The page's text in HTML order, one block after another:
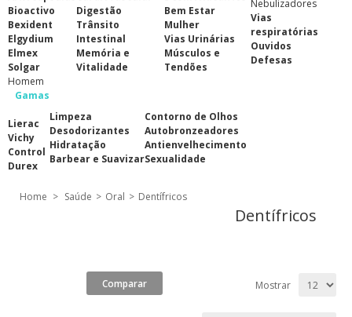
Bioactivo
Bexident
Elgydium
Elmex
Solgar
Digestão
Trânsito
Intestinal
Memória e
Vitalidade
Bem Estar
Mulher
Vias Urinárias
Músculos e
Tendões
Nebulizadores
Vias
respiratórias
Ouvidos
Defesas
Homem
Gamas
Lierac
Vichy
Control
Durex
Limpeza
Desodorizantes
Hidratação
Barbear e Suavizar
Contorno de Olhos
Autobronzeadores
Antienvelhecimento
Sexualidade
Home > Saúde > Oral > Dentífricos
Dentífricos
Mostrar